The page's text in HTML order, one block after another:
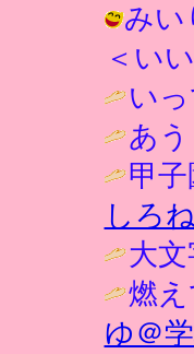
みい
＜い
い
あ
甲
しろ
大
燃
ゆ＠